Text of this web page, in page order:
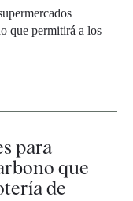
que permitirá a los
para
que
de